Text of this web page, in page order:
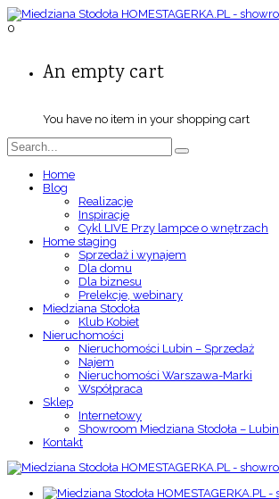
0
An empty cart
You have no item in your shopping cart
Home
Blog
Realizacje
Inspiracje
Cykl LIVE Przy lampce o wnętrzach
Home staging
Sprzedaż i wynajem
Dla domu
Dla biznesu
Prelekcje, webinary
Miedziana Stodoła
Klub Kobiet
Nieruchomości
Nieruchomości Lubin – Sprzedaż
Najem
Nieruchomości Warszawa-Marki
Współpraca
Sklep
Internetowy
Showroom Miedziana Stodoła – Lubin
Kontakt